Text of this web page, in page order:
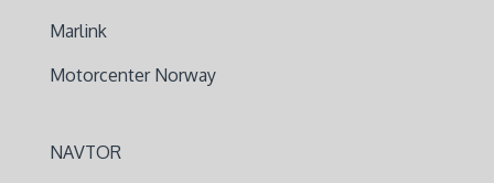
Marlink
Motorcenter Norway
NAVTOR